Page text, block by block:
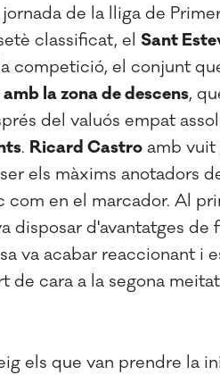
de la lliga de
classificat, el Sant
competició, el conjunt
la zona de descens,
del valuós empat
. Ricard Castro amb vuit
els màxims anotadors
en el marcador. Al
disposar d'avantatges de
va acabar reaccionant i
de cara a la segona
els que van prendre la